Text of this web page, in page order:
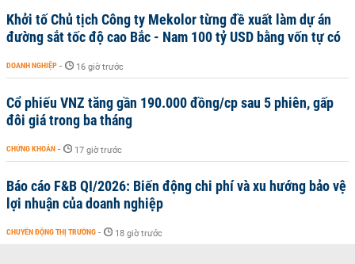
Khởi tố Chủ tịch Công ty Mekolor từng đề xuất làm dự án
đường sắt tốc độ cao Bắc - Nam 100 tỷ USD bằng vốn tự có
DOANH NGHIỆP - 16 giờ trước
Cổ phiếu VNZ tăng gần 190.000 đồng/cp sau 5 phiên, gấp
đôi giá trong ba tháng
CHỨNG KHOÁN - 17 giờ trước
Báo cáo F&B QI/2026: Biến động chi phí và xu hướng bảo vệ
lợi nhuận của doanh nghiệp
CHUYỂN ĐỘNG THỊ TRƯỜNG - 18 giờ trước